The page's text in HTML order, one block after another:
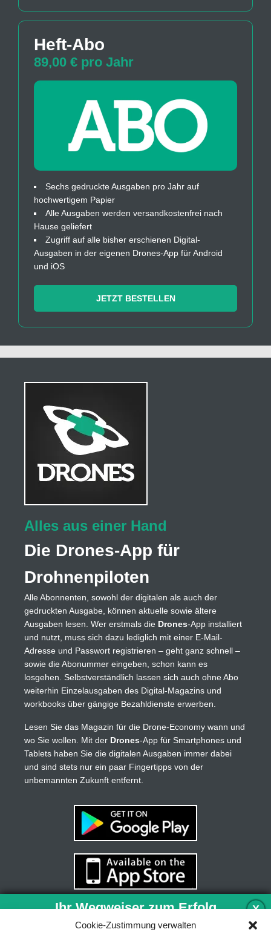
Cookie-Zustimmung verwalten
Heft-Abo
89,00 € pro Jahr
Sechs gedruckte Ausgaben pro Jahr auf
hochwertigem Papier
Alle Ausgaben werden versandkostenfrei nach
Hause geliefert
Zugriff auf alle bisher erschienen Digital-
Ausgaben in der eigenen Drones-App für Android
und iOS
JETZT BESTELLEN
Alles aus einer Hand
Die Drones-App für
Drohnenpiloten
Alle Abonnenten, sowohl der digitalen als auch der
gedruckten Ausgabe, können aktuelle sowie ältere
Ausgaben lesen. Wer erstmals die Drones-App installiert
und nutzt, muss sich dazu lediglich mit einer E-Mail-
Adresse und Passwort registrieren – geht ganz schnell –
sowie die Abonummer eingeben, schon kann es
losgehen. Selbstverständlich lassen sich auch ohne Abo
weiterhin Einzelausgaben des Digital-Magazins und
workbooks über gängige Bezahldienste erwerben.
Lesen Sie das Magazin für die Drone-Economy wann und
wo Sie wollen. Mit der Drones-App für Smartphones und
Tablets haben Sie die digitalen Ausgaben immer dabei
und sind stets nur ein paar Fingertipps von der
unbemannten Zukunft entfernt.
X
Ihr Wegweiser zum Erfolg